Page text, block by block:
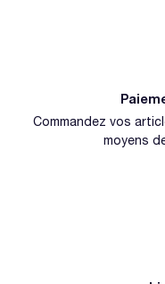
Commandez vos
moyens